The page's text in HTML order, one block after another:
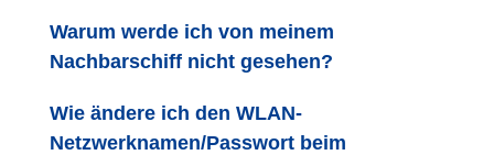
Warum werde ich von meinem
Nachbarschiff nicht gesehen?
Wie ändere ich den WLAN-
Netzwerknamen/Passwort beim